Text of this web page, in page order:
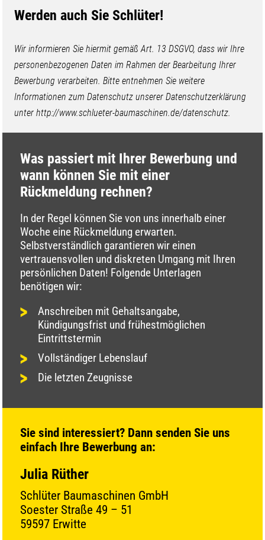
Werden auch Sie Schlüter!
Wir informieren Sie hiermit gemäß Art. 13 DSGVO, dass wir Ihre
personenbezogenen Daten im Rahmen der Bearbeitung Ihrer
Bewerbung verarbeiten. Bitte entnehmen Sie weitere
Informationen zum Datenschutz unserer Datenschutzerklärung
unter http://www.schlueter-baumaschinen.de/datenschutz.
Was passiert mit Ihrer Bewerbung und
wann können Sie mit einer
Rückmeldung rechnen?
In der Regel können Sie von uns innerhalb einer
Woche eine Rückmeldung erwarten.
Selbstverständlich garantieren wir einen
vertrauensvollen und diskreten Umgang mit Ihren
persönlichen Daten! Folgende Unterlagen
benötigen wir:
Anschreiben mit Gehaltsangabe,
Kündigungsfrist und frühestmöglichen
Eintrittstermin
Vollständiger Lebenslauf
Die letzten Zeugnisse
Sie sind interessiert? Dann senden Sie uns
einfach Ihre Bewerbung an:
Julia Rüther
Schlüter Baumaschinen GmbH
Soester Straße 49 – 51
59597 Erwitte